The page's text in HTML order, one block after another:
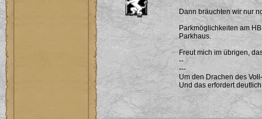
Dann bräuchten wir nur
Parkmöglichkeiten am
Parkhaus.
Freut mich im übrigen,
--
---
Um den Drachen des
Und das erfordert